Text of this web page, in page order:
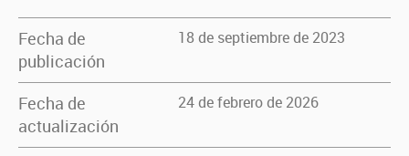
Fecha de
publicación
18 de septiembre de 2023
Fecha de
actualización
24 de febrero de 2026